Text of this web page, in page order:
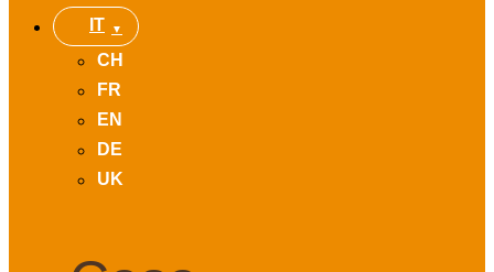
IT
CH
FR
EN
DE
UK